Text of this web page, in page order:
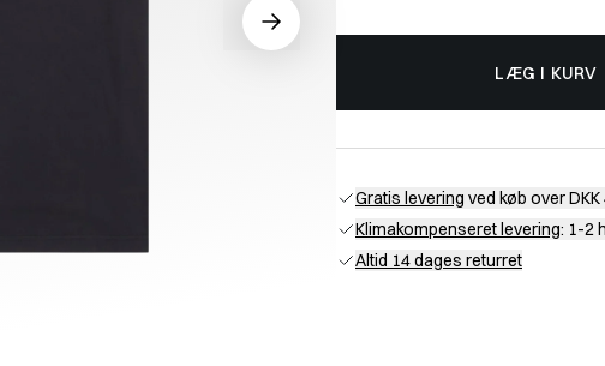
LÆG I KURV
Gratis levering ved køb over DKK
Klimakompenseret levering: 1-2
Altid 14 dages returret